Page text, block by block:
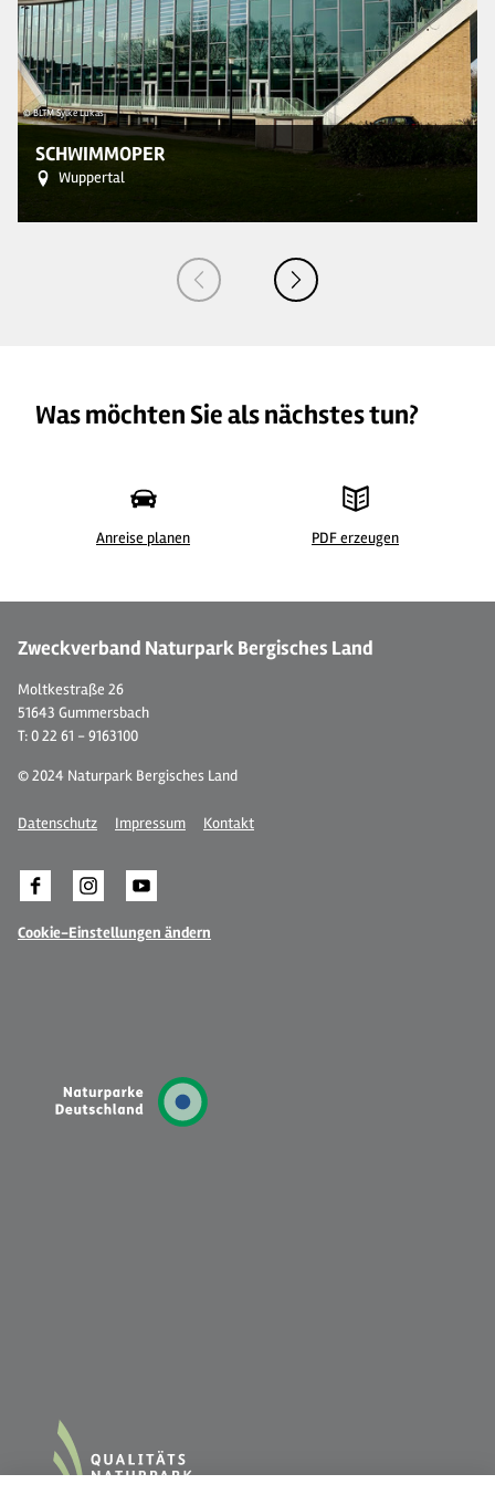
© BLTM Sylke Lukas
SCHWIMMOPER
Wuppertal
Was möchten Sie als nächstes tun?
Anreise planen PDF erzeugen
Zweckverband Naturpark Bergisches Land
Moltkestraße 26
51643 Gummersbach
T: 0 22 61 - 9163100
© 2024 Naturpark Bergisches Land
Datenschutz Impressum Kontakt
Cookie-Einstellungen ändern